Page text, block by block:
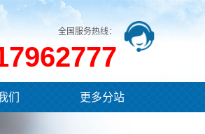
全国服务热线：
们 更多分站